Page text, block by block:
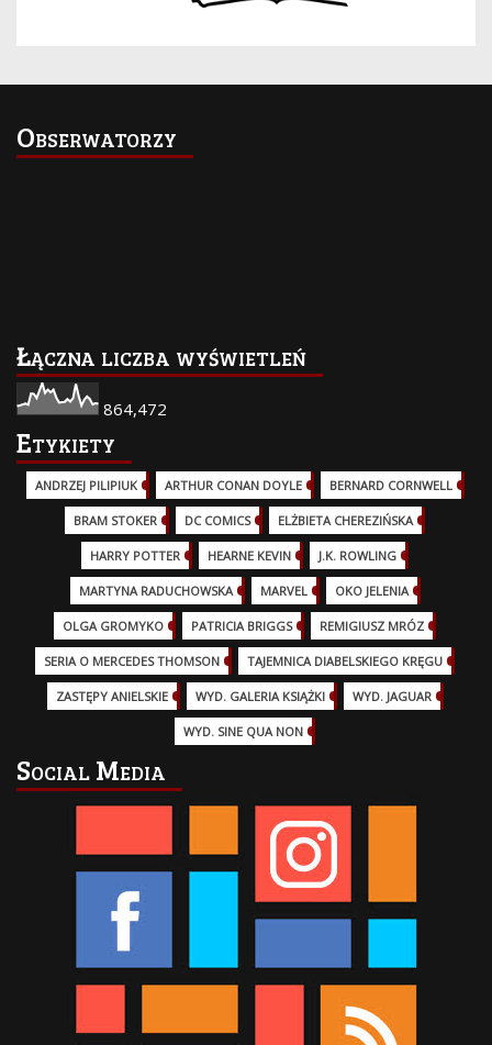
Obserwatorzy
Łączna liczba wyświetleń
864,472
Etykiety
ANDRZEJ PILIPIUK (29)ARTHUR CONAN DOYLE BERNARD CORNWELL
BRAM STOKER DC COMICS (17)ELŻBIETA CHEREZIŃSKA
HARRY POTTER (13)HEARNE KEVIN J.K. ROWLING
MARTYNA RADUCHOWSKA MARVEL (32)OKO JELENIA
OLGA GROMYKO PATRICIA BRIGGS (12)REMIGIUSZ MRÓZ
SERIA O MERCEDES THOMSON (11)TAJEMNICA DIABELSKIEGO KRĘGU
ZASTĘPY ANIELSKIE WYD. GALERIA KSIĄŻKI WYD. JAGUAR
WYD. SINE QUA NON
Social Media